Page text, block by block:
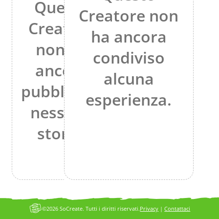
Questo
Creatore
non ha
ancora
pubblicato
nessuna
storia.
Creatore non
ha ancora
condiviso
alcuna
esperienza.
Privacy |Contattaci
©2026 SoCreate. Tutti i diritti riservati.